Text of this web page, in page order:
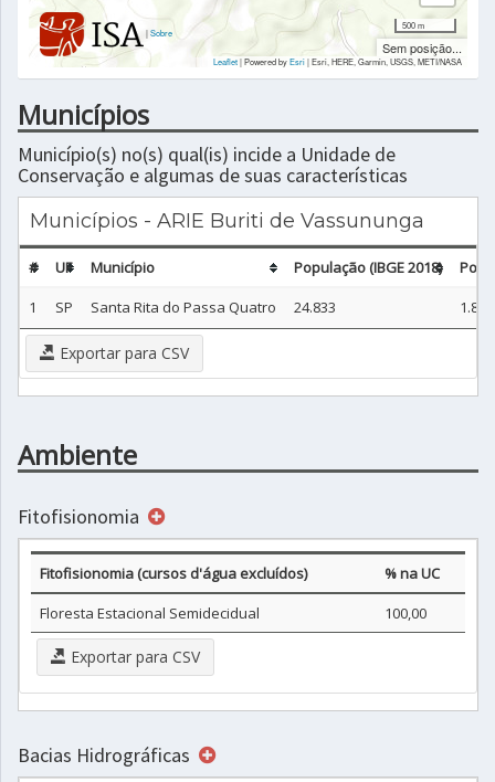
|Sobre
500 m
Sem posição...
Leaflet| Powered byEsri|Esri, HERE, Garmin, USGS, METI/NASA
Municípios
Município(s) no(s) qual(is) incide a Unidade de
Conservação e algumas de suas características
Municípios - ARIE Buriti de Vassununga
# UF Município População (IBGE 2018)
1
SP Santa Rita do Passa Quatro 24.833 1.856
Exportar para CSV
Ambiente
Fitofisionomia
Fitofisionomia (cursos d'água excluídos)
% na UC
Floresta Estacional Semidecidual
100,00
Exportar para CSV
Bacias Hidrográficas